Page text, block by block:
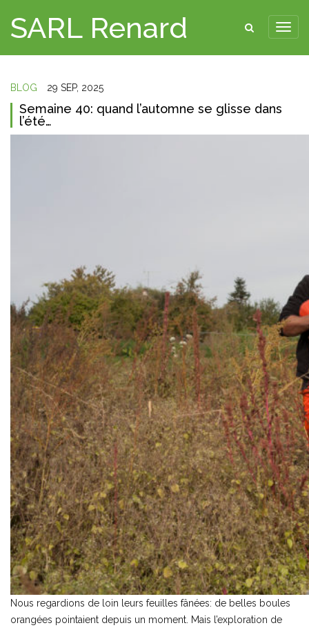
SARL Renard
BLOG 29 SEP, 2025
Semaine 40: quand l’automne se glisse dans
l’été…
Nous regardions de loin leurs feuilles fânées: de belles boules
orangées pointaient depuis un moment. Mais l’exploration de